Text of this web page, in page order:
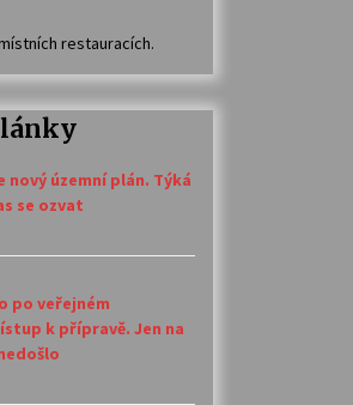
restauracích.
nový územní plán. Týká
se ozvat
po veřejném
k přípravě. Jen na